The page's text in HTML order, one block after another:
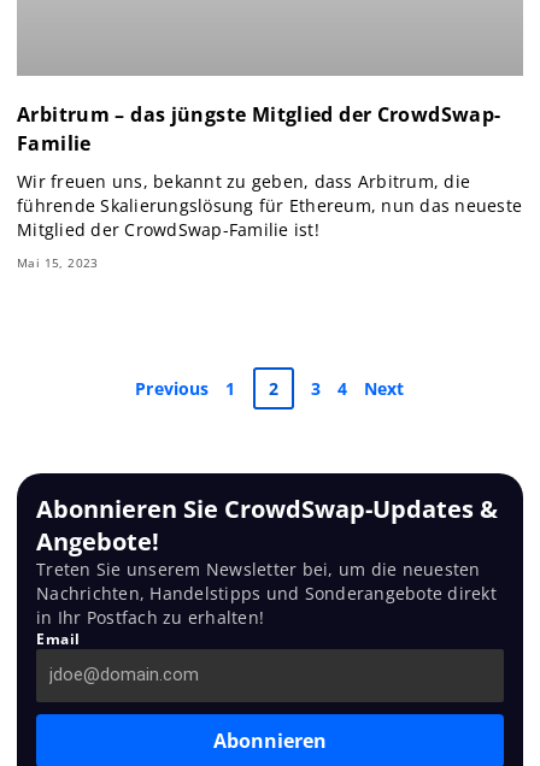
Arbitrum – das jüngste Mitglied der CrowdSwap-
Familie
Wir freuen uns, bekannt zu geben, dass Arbitrum, die
führende Skalierungslösung für Ethereum, nun das neueste
Mitglied der CrowdSwap-Familie ist!
Mai 15, 2023
Previous 1 2 3 4 Next
Abonnieren Sie CrowdSwap-Updates &
Angebote!
Treten Sie unserem Newsletter bei, um die neuesten
Nachrichten, Handelstipps und Sonderangebote direkt
in Ihr Postfach zu erhalten!
Email
Abonnieren